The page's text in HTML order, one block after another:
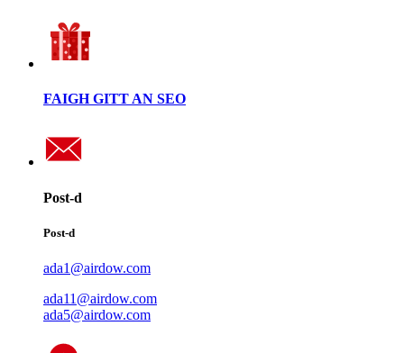
FAIGH GITT AN SEO
Post-d
Post-d
ada1@airdow.com
ada11@airdow.com
ada5@airdow.com